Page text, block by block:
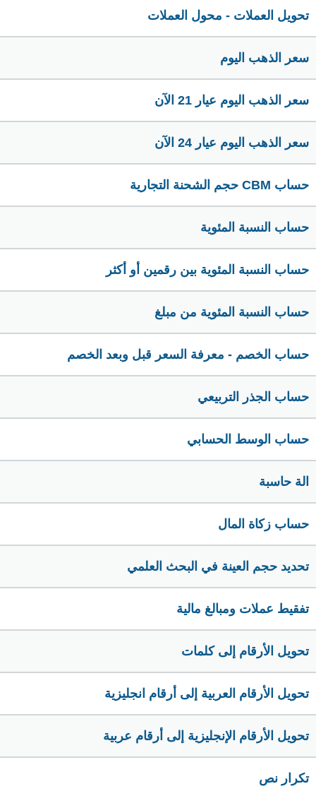
تحويل العملات - محول العملات
سعر الذهب اليوم
سعر الذهب اليوم عيار 21 الآن
سعر الذهب اليوم عيار 24 الآن
حساب CBM حجم الشحنة التجارية
حساب النسبة المئوية
حساب النسبة المئوية بين رقمين أو أكثر
حساب النسبة المئوية من مبلغ
حساب الخصم - معرفة السعر قبل وبعد الخصم
حساب الجذر التربيعي
حساب الوسط الحسابي
الة حاسبة
حساب زكاة المال
تحديد حجم العينة في البحث العلمي
تفقيط عملات ومبالغ مالية
تحويل الأرقام إلى كلمات
تحويل الأرقام العربية إلى أرقام انجليزية
تحويل الأرقام الإنجليزية إلى أرقام عربية
تكرار نص